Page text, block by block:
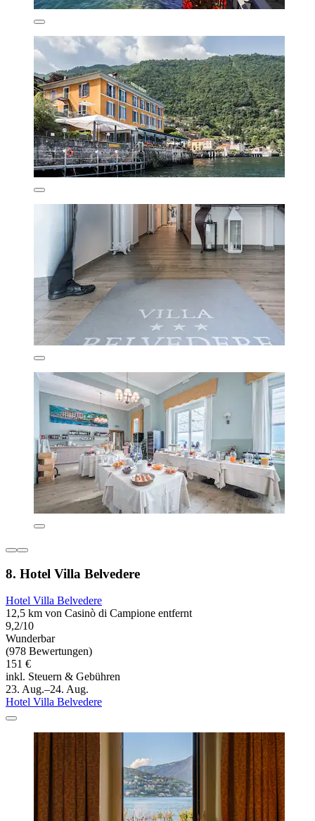
8. Hotel Villa Belvedere
Hotel Villa Belvedere
12,5 km von Casinò di Campione entfernt
9,2/10
Wunderbar
(978 Bewertungen)
151 €
inkl. Steuern & Gebühren
23. Aug.–24. Aug.
Hotel Villa Belvedere